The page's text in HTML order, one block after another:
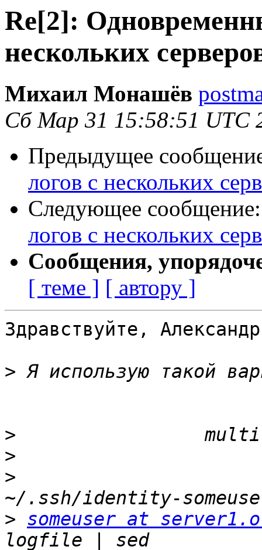
Re[2]:
нескольких
Михаил Монашёв
Сб Мар 31 15:58:51 UTC
Предыдущее
логов с нескольких
Следующее
логов с нескольких
Сообщения,
[ теме ] [ автору ]
Здравствуйте,
>
>
>
>
> someuser at